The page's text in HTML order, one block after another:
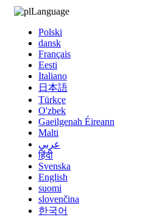
Language
Polski
dansk
Français
Eesti
Italiano
日本語
Türkçe
O'zbek
Gaeilgenah Éireann
Malti
عربي
हिंदी
Svenska
English
suomi
slovenčina
한국어